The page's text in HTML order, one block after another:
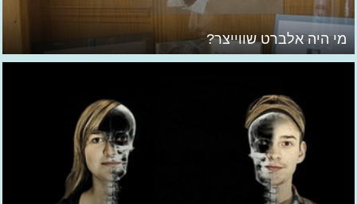
מי היה אלברט שווייצר?